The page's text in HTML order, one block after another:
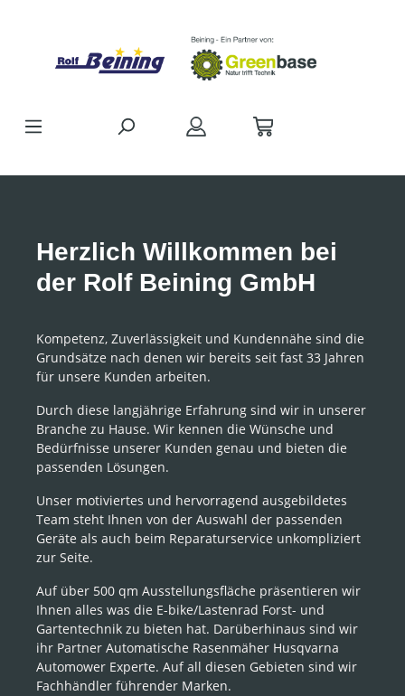
Herzlich Willkommen bei
der Rolf Beining GmbH
Kompetenz, Zuverlässigkeit und Kundennähe sind die
Grundsätze nach denen wir bereits seit fast 33 Jahren
für unsere Kunden arbeiten.
Durch diese langjährige Erfahrung sind wir in unserer
Branche zu Hause. Wir kennen die Wünsche und
Bedürfnisse unserer Kunden genau und bieten die
passenden Lösungen.
Unser motiviertes und hervorragend ausgebildetes
Team steht Ihnen von der Auswahl der passenden
Geräte als auch beim Reparaturservice unkompliziert
zur Seite.
Auf über 500 qm Ausstellungsfläche präsentieren wir
Ihnen alles was die E-bike/Lastenrad Forst- und
Gartentechnik zu bieten hat. Darüberhinaus sind wir
ihr Partner Automatische Rasenmäher Husqvarna
Automower Experte. Auf all diesen Gebieten sind wir
Fachhändler führender Marken.